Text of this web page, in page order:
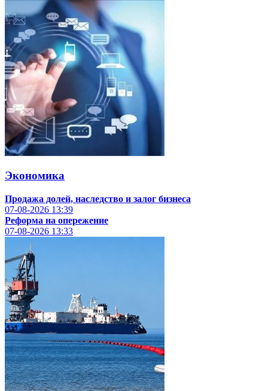
Экономика
Продажа долей, наследство и залог бизнеса
07-08-2026 13:39
Реформа на опережение
07-08-2026 13:33